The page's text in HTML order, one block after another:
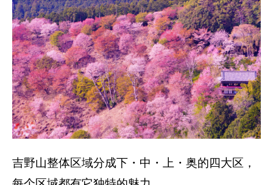
吉野山整体区域分成下・中・上・奥的四大区，